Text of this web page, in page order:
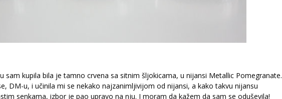
sam kupila bila je tamno crvena sa sitnim šljokicama, u nijansi Metallic Pomegranate.
DM-u, i učinila mi se nekako najzanimljivijom od nijansi, a kako takvu nijansu
senkama, izbor je pao upravo na nju. I moram da kažem da sam se oduševila!